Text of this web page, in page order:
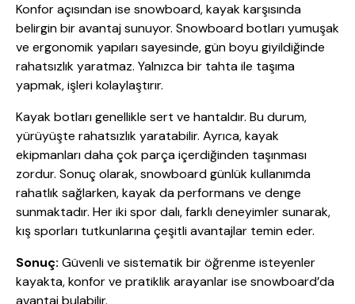
Konfor açısından ise snowboard, kayak karşısında
belirgin bir avantaj sunuyor. Snowboard botları yumuşak
ve ergonomik yapıları sayesinde, gün boyu giyildiğinde
rahatsızlık yaratmaz. Yalnızca bir tahta ile taşıma
yapmak, işleri kolaylaştırır.
Kayak botları genellikle sert ve hantaldır. Bu durum,
yürüyüşte rahatsızlık yaratabilir. Ayrıca, kayak
ekipmanları daha çok parça içerdiğinden taşınması
zordur. Sonuç olarak, snowboard günlük kullanımda
rahatlık sağlarken, kayak da performans ve denge
sunmaktadır. Her iki spor dalı, farklı deneyimler sunarak,
kış sporları tutkunlarına çeşitli avantajlar temin eder.
Sonuç: Güvenli ve sistematik bir öğrenme isteyenler
kayakta, konfor ve pratiklik arayanlar ise snowboard’da
avantaj bulabilir.